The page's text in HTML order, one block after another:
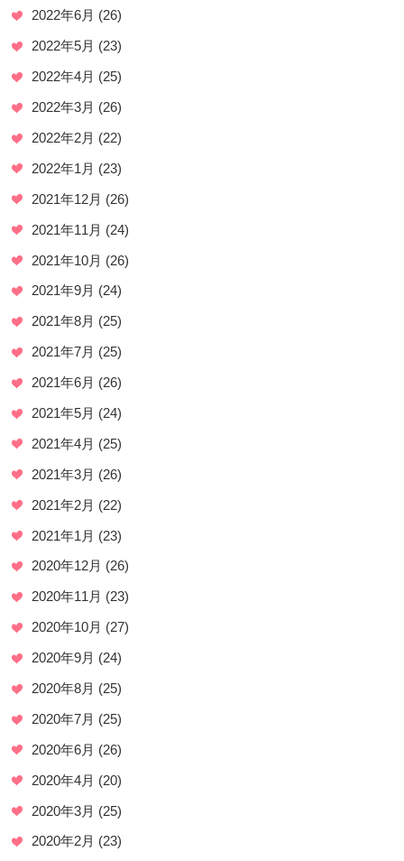
2022年6月 (26)
2022年5月 (23)
2022年4月 (25)
2022年3月 (26)
2022年2月 (22)
2022年1月 (23)
2021年12月 (26)
2021年11月 (24)
2021年10月 (26)
2021年9月 (24)
2021年8月 (25)
2021年7月 (25)
2021年6月 (26)
2021年5月 (24)
2021年4月 (25)
2021年3月 (26)
2021年2月 (22)
2021年1月 (23)
2020年12月 (26)
2020年11月 (23)
2020年10月 (27)
2020年9月 (24)
2020年8月 (25)
2020年7月 (25)
2020年6月 (26)
2020年4月 (20)
2020年3月 (25)
2020年2月 (23)